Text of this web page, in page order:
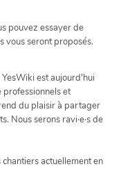
pouvez essayer de
vous seront proposés.
est aujourd'hui
professionnels et
du plaisir à partager
Nous serons ravi·e·s de
actuellement en